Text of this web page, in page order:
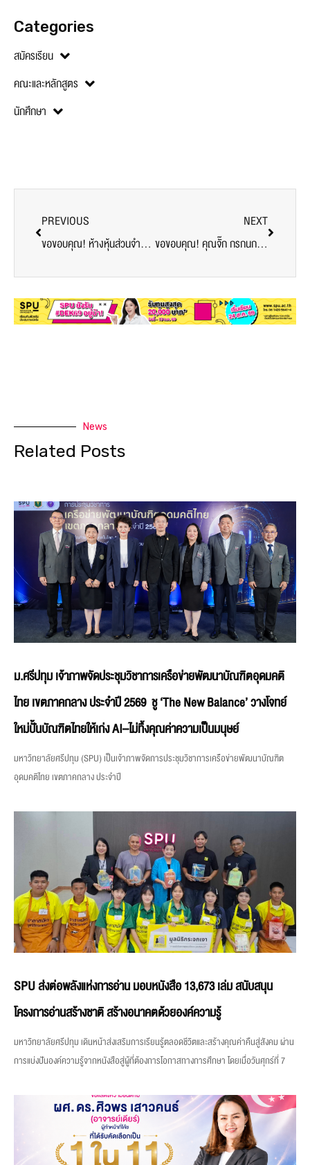
Categories
สมัครเรียน
คณะและหลักสูตร
นักศึกษา
PREVIOUS
ขอขอบคุณ! ห้างหุ้นส่วนจำกัด รัตน์เพ็ชร์ 2000 สนับสนุน น้ำแก้ว 20 ลัง ศูนย์ฉีดวัคซีน มหาวิทยาลัยศรีปทุม
NEXT
ขอขอบคุณ! คุณจั๊ก กรกนก เชาว์ปรีชา ครัวแล้วแต่จั๊ก มอบอาหาร สนับสนุนบุคลากรทางการแพทย์และอาสาสมัคร ศูนย์วัคซีนมหาวิทยาลัยศรีปทุม
News
Related Posts
ม.ศรีปทุม เจ้าภาพจัดประชุมวิชาการเครือข่ายพัฒนาบัณฑิตอุดมคติ
ไทย เขตภาคกลาง ประจำปี 2569 ชู ‘The New Balance’ วางโจทย์
ใหม่ปั้นบัณฑิตไทยให้เก่ง AI–ไม่ทิ้งคุณค่าความเป็นมนุษย์
มหาวิทยาลัยศรีปทุม (SPU) เป็นเจ้าภาพจัดการประชุมวิชาการเครือข่ายพัฒนาบัณฑิต
อุดมคติไทย เขตภาคกลาง ประจำปี
SPU ส่งต่อพลังแห่งการอ่าน มอบหนังสือ 13,673 เล่ม สนับสนุน
โครงการอ่านสร้างชาติ สร้างอนาคตด้วยองค์ความรู้
มหาวิทยาลัยศรีปทุม เดินหน้าส่งเสริมการเรียนรู้ตลอดชีวิตและสร้างคุณค่าคืนสู่สังคม ผ่าน
การแบ่งปันองค์ความรู้จากหนังสือสู่ผู้ที่ต้องการโอกาสทางการศึกษา โดยเมื่อวันศุกร์ที่ 7